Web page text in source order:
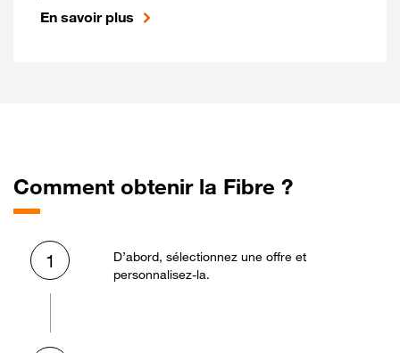
En savoir plus
Comment obtenir la Fibre ?
1
D’abord, sélectionnez une offre et
personnalisez-la.